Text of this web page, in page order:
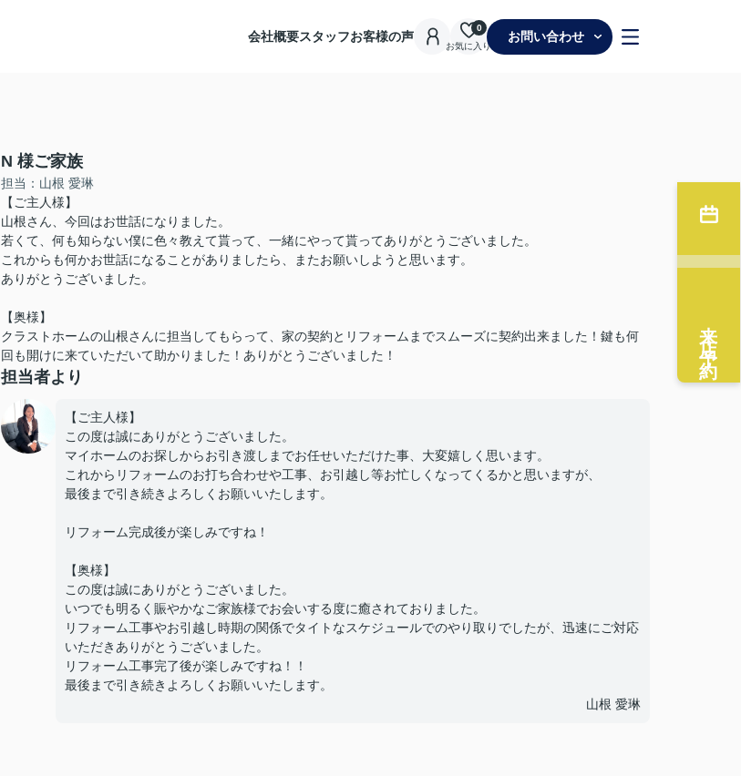
会社概要スタッフお客様の声
お気に入り
0
お問い合わせ
N 様ご家族
担当：山根 愛琳
【ご主人様】
山根さん、今回はお世話になりました。
若くて、何も知らない僕に色々教えて貰って、一緒にやって貰ってありがとうございました。
これからも何かお世話になることがありましたら、またお願いしようと思います。
ありがとうございました。
【奥様】
クラストホームの山根さんに担当してもらって、家の契約とリフォームまでスムーズに契約出来ました！鍵も何
回も開けに来ていただいて助かりました！ありがとうございました！
担当者より
【ご主人様】
この度は誠にありがとうございました。
マイホームのお探しからお引き渡しまでお任せいただけた事、大変嬉しく思います。
これからリフォームのお打ち合わせや工事、お引越し等お忙しくなってくるかと思いますが、
最後まで引き続きよろしくお願いいたします。
リフォーム完成後が楽しみですね！
【奥様】
この度は誠にありがとうございました。
いつでも明るく賑やかなご家族様でお会いする度に癒されておりました。
リフォーム工事やお引越し時期の関係でタイトなスケジュールでのやり取りでしたが、迅速にご対応
いただきありがとうございました。
リフォーム工事完了後が楽しみですね！！
最後まで引き続きよろしくお願いいたします。
山根 愛琳
来店予約